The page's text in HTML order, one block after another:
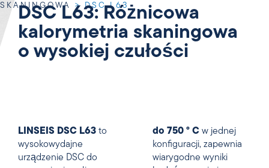
SKANINGOWA
>DSC L63
DSC L63: Różnicowa
kalorymetria skaningowa
o wysokiej czułości
LINSEIS DSC L63 to
wysokowydajne
urządzenie DSC do
do 750 ° C w jednej
konfiguracji, zapewnia
wiarygodne wyniki